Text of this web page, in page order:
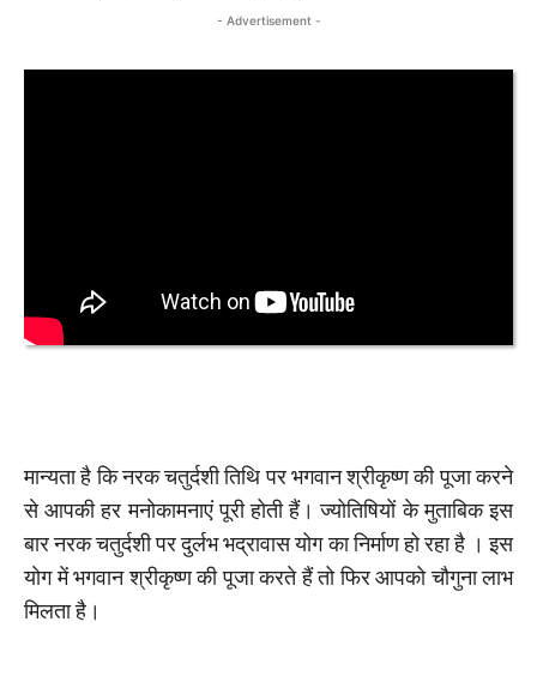
- Advertisement -
मान्यता है कि नरक चतुर्दशी तिथि पर भगवान श्रीकृष्ण की पूजा करने
से आपकी हर मनोकामनाएं पूरी होती हैं। ज्योतिषियों के मुताबिक इस
बार नरक चतुर्दशी पर दुर्लभ भद्रावास योग का निर्माण हो रहा है । इस
योग में भगवान श्रीकृष्ण की पूजा करते हैं तो फिर आपको चौगुना लाभ
मिलता है।